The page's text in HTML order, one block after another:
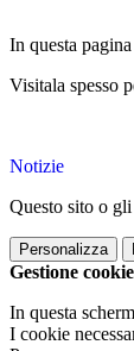
In questa
Visitala spesso
Notizie
Questo sito o
Personalizza
Gestione cookie
In questa
I cookie